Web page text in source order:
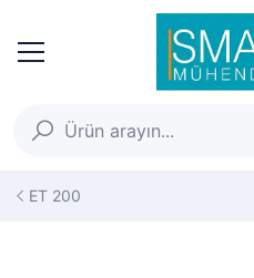
ET 200